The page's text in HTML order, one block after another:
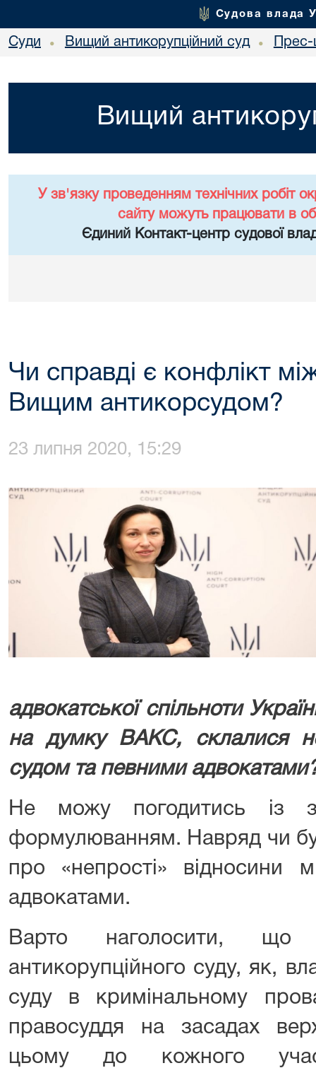
Судова влада
Суди • Вищий антикорупційний суд •
Вищий
У зв'язку проведенням технічних робіт
сайту можуть працювати в
Єдиний Контакт-центр судової
Чи справді є конфлікт
Вищим антикорсудом?
23 липня 2020, 15:29
адвокатської спільноти
на думку ВАКС, склалися
судом та певними
Не можу погодитись із
формулюванням. Навряд чи
про «непрості» відносини
адвокатами.
Варто наголосити, що
антикорупційного суду, як,
суду в кримінальному
правосуддя на засадах
цьому до кожного